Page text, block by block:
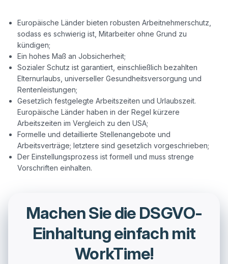
Europäische Länder bieten robusten Arbeitnehmerschutz,
sodass es schwierig ist, Mitarbeiter ohne Grund zu
kündigen;
Ein hohes Maß an Jobsicherheit;
Sozialer Schutz ist garantiert, einschließlich bezahlten
Elternurlaubs, universeller Gesundheitsversorgung und
Rentenleistungen;
Gesetzlich festgelegte Arbeitszeiten und Urlaubszeit.
Europäische Länder haben in der Regel kürzere
Arbeitszeiten im Vergleich zu den USA;
Formelle und detaillierte Stellenangebote und
Arbeitsverträge; letztere sind gesetzlich vorgeschrieben;
Der Einstellungsprozess ist formell und muss strenge
Vorschriften einhalten.
Machen Sie die DSGVO-
Einhaltung einfach mit
WorkTime!